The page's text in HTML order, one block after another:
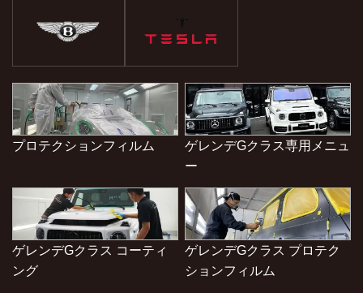
プロテクションフィルム
ゲレンデGクラス専用メニュ
ー
ゲレンデGクラス コーティ
ング
ゲレンデGクラス プロテク
ションフィルム